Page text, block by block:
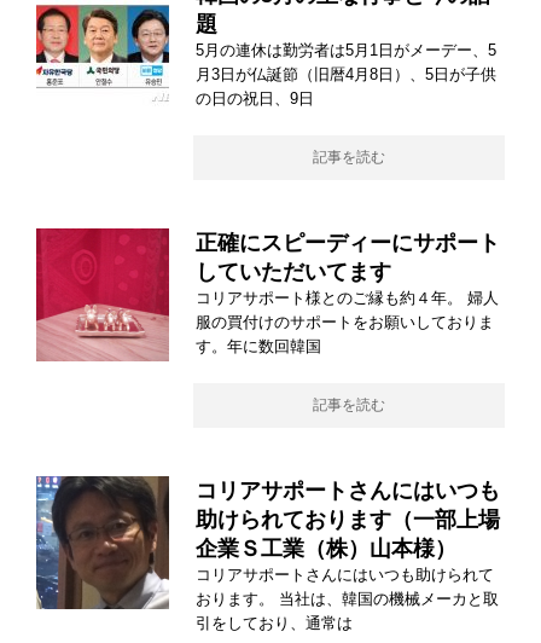
題
5月の連休は勤労者は5月1日がメーデー、5
月3日が仏誕節（旧暦4月8日）、5日が子供
の日の祝日、9日
記事を読む
正確にスピーディーにサポート
していただいてます
コリアサポート様とのご縁も約４年。 婦人
服の買付けのサポートをお願いしておりま
す。年に数回韓国
記事を読む
コリアサポートさんにはいつも
助けられております（一部上場
企業Ｓ工業（株）山本様）
コリアサポートさんにはいつも助けられて
おります。 当社は、韓国の機械メーカと取
引をしており、通常は